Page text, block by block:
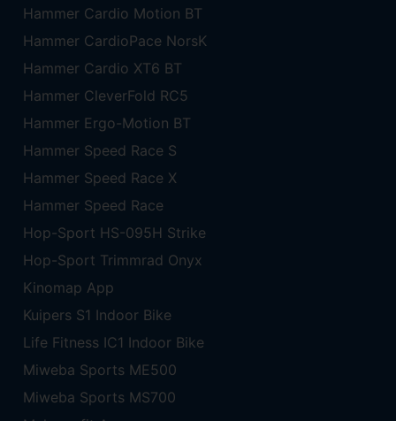
Hammer Cardio Motion BT
Hammer CardioPace NorsK
Hammer Cardio XT6 BT
Hammer CleverFold RC5
Hammer Ergo-Motion BT
Hammer Speed Race S
Hammer Speed Race X
Hammer Speed Race
Hop-Sport HS-095H Strike
Hop-Sport Trimmrad Onyx
Kinomap App
Kuipers S1 Indoor Bike
Life Fitness IC1 Indoor Bike
Miweba Sports ME500
Miweba Sports MS700